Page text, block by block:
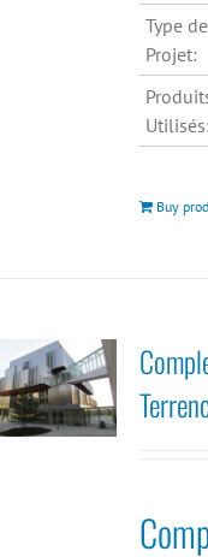
Type de
Projet:
Utilisés:
Buy